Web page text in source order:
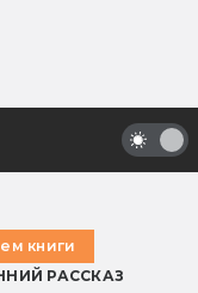
книги
РАССКАЗ